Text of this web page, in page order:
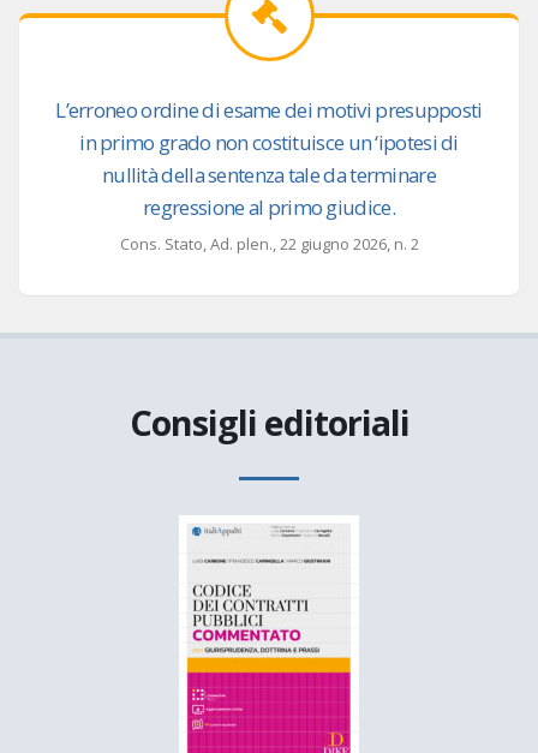
L’erroneo ordine di esame dei motivi presupposti
in primo grado non costituisce un ‘ipotesi di
nullità della sentenza tale da terminare
regressione al primo giudice.
Cons. Stato, Ad. plen., 22 giugno 2026, n. 2
Consigli editoriali